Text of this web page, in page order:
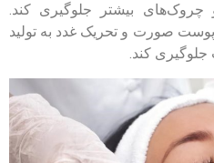
بیشتر جلوگیری کند.
صورت و تحریک غدد به تولید
کند.